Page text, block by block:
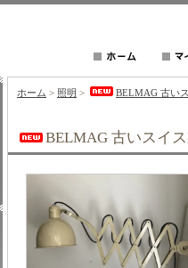
ホーム > 照明 > BELMAG 古い
BELMAG 古いスイ